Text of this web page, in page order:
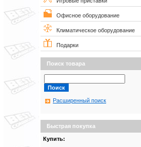
Офисное оборудование
Климатическое оборудование
Подарки
Поиск товара
Расширенный поиск
Быстрая покупка
Купить: